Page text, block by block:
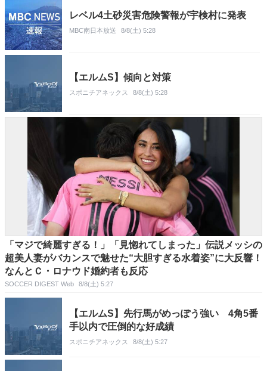
レベル4土砂災害危険警報が宇検村に発表
MBC南日本放送 8/8(土) 5:28
【エルムS】傾向と対策
スポニチアネックス 8/8(土) 5:28
「マジで綺麗すぎる！」「見惚れてしまった」伝説メッシの
超美人妻がバカンスで魅せた“大胆すぎる水着姿”に大反響！
なんとＣ・ロナウド婚約者も反応
SOCCER DIGEST Web 8/8(土) 5:27
【エルムS】先行馬がめっぽう強い 4角5番
手以内で圧倒的な好成績
スポニチアネックス 8/8(土) 5:27